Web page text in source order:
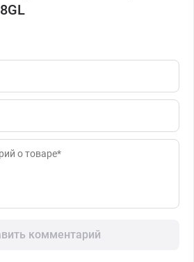
комментарий